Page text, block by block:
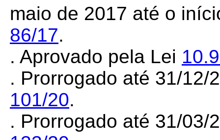
maio de 2017 até o
86/17.
. Aprovado pela Lei
. Prorrogado até 31/12/
101/20.
. Prorrogado até 31/03/